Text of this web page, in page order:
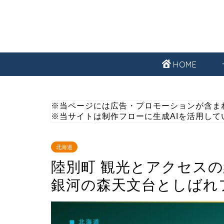
HOME
※当ページには広告・プロモーションが含ま
※当サイトは制作フローに生成AIを活用して
北海道
陸別町 観光とアクセス
銀河の森天文台としば